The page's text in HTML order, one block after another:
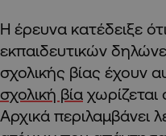
Η έρευνα κατέδειξε
εκπαιδευτικών
σχολικής βίας έχουν
σχολική βία
Αρχικά περιλαμβάνει